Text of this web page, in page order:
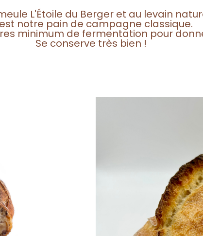
L'Étoile du Berger et au levain
notre pain de campagne classique.
minimum de fermentation pour
Se conserve très bien !